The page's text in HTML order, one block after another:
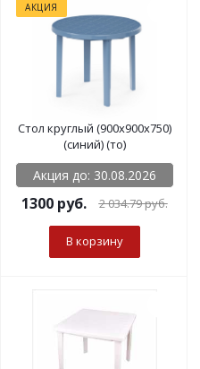
АКЦИЯ
Стол круглый (900х900х750)
(синий) (то)
Акция до: 30.08.2026
1300 руб. 2 034.79руб.
В корзину